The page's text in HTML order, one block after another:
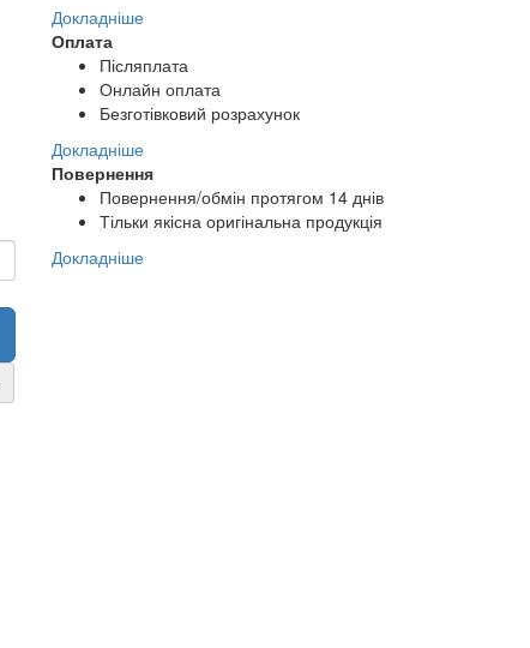
Докладніше
Оплата
Післяплата
Онлайн оплата
Безготівковий розрахунок
Докладніше
Повернення
Повернення/обмін протягом 14 днів
Тільки якісна оригінальна продукція
Докладніше